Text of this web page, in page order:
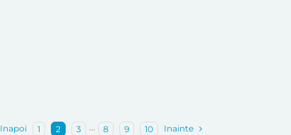
Inapoi 1 2 3 ··· 8 9 10 Inainte